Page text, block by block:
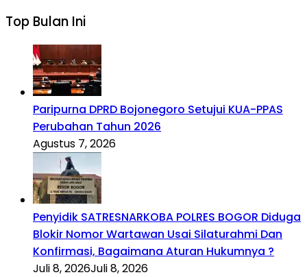
Top Bulan Ini
Paripurna DPRD Bojonegoro Setujui KUA-PPAS
Perubahan Tahun 2026
Agustus 7, 2026
Penyidik SATRESNARKOBA POLRES BOGOR Diduga
Blokir Nomor Wartawan Usai Silaturahmi Dan
Konfirmasi, Bagaimana Aturan Hukumnya ?
Juli 8, 2026Juli 8, 2026